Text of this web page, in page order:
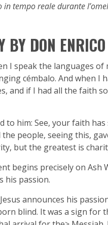
in tempo reale durante
BY DON
I speak the languages
cémbalo. And when I
and if I had all the faith
to him: See, your faith
the people, seeing this,
but the greatest is
begins precisely on Ash
his passion.
announces his
blind. It was a sign for